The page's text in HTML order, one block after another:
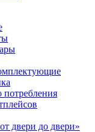
потребления
двери до двери»